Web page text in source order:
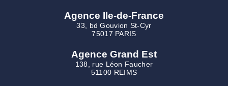
Agence Ile-de-France
33, bd Gouvion St-Cyr
75017 PARIS
Agence Grand Est
138, rue Léon Faucher
51100 REIMS